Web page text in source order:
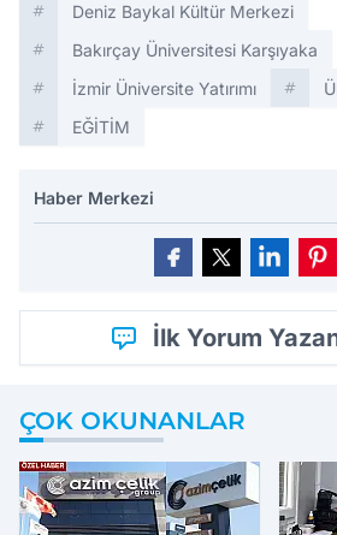
Deniz Baykal Kültür Merkezi
Bakırçay Üniversitesi Karşıyaka
İzmir Üniversite Yatırımı
EĞİTİM
Haber Merkezi
İlk Yorum
ÇOK OKUNANLAR